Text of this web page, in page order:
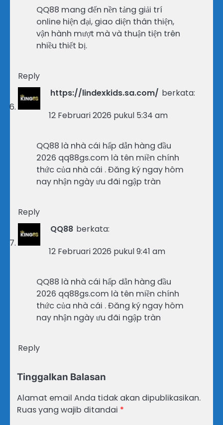
QQ88 mang đến nền tảng giải trí
online hiện đại, giao diện thân thiện,
vận hành mượt mà và thuận tiện trên
nhiều thiết bị.
Reply
https://lindexkids.sa.com/ berkata:
12 Februari 2026 pukul 5:34 am
QQ88 là nhà cái hấp dẫn hàng đầu
2026 qq88gs.com là tên miền chính
thức của nhà cái . Đăng ký ngay hôm
nay nhận ngày ưu đãi ngập tràn
Reply
QQ88 berkata:
12 Februari 2026 pukul 9:41 am
QQ88 là nhà cái hấp dẫn hàng đầu
2026 qq88gs.com là tên miền chính
thức của nhà cái . Đăng ký ngay hôm
nay nhận ngày ưu đãi ngập tràn
Reply
Tinggalkan Balasan
Alamat email Anda tidak akan dipublikasikan.
Ruas yang wajib ditandai *